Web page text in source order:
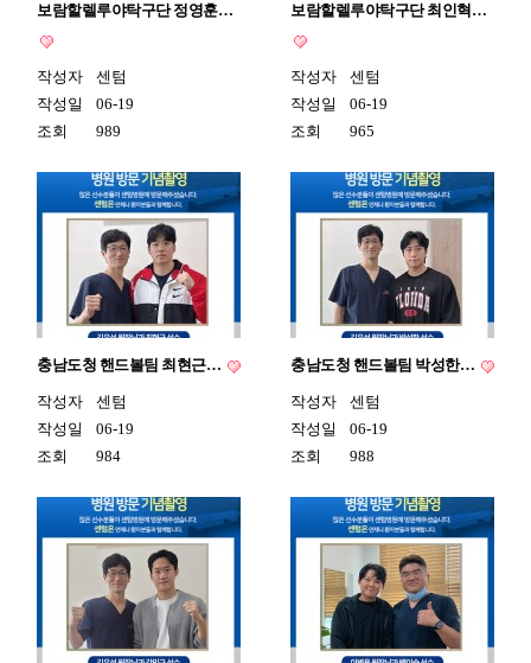
보람할렐루야탁구단 정영훈…
작성자
센텀
작성일
06-19
조회
989
보람할렐루야탁구단 최인혁…
작성자
센텀
작성일
06-19
조회
965
충남도청 핸드볼팀 최현근…
작성자
센텀
작성일
06-19
조회
984
충남도청 핸드볼팀 박성한…
작성자
센텀
작성일
06-19
조회
988